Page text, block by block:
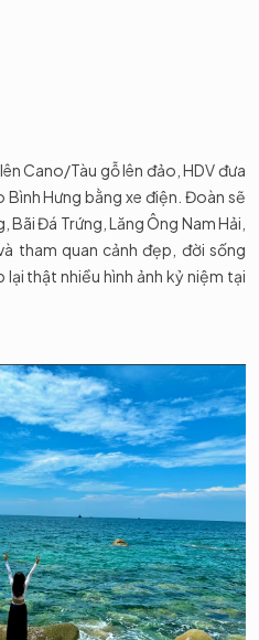
Cano/Tàu gỗ lên đảo, HDV đưa
Hưng bằng xe điện. Đoàn sẽ
Đá Trứng, Lăng Ông Nam Hải,
tham quan cảnh đẹp, đời sống
thật nhiều hình ảnh kỷ niệm tại